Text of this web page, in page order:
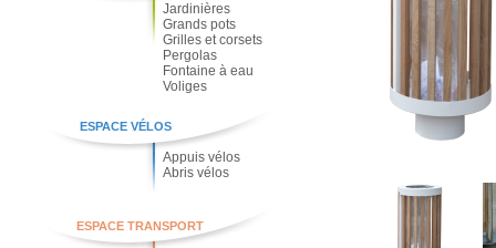
Jardinières
Grands pots
Grilles et corsets
Pergolas
Fontaine à eau
Voliges
ESPACE VÉLOS
Appuis vélos
Abris vélos
ESPACE TRANSPORT